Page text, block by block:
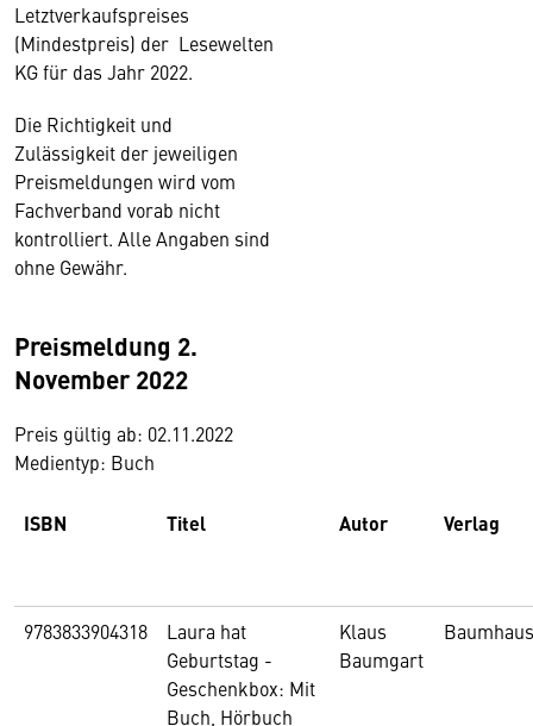
Letztverkaufspreises
(Mindestpreis) der Lesewelten
KG für das Jahr 2022.
Die Richtigkeit und
Zulässigkeit der jeweiligen
Preismeldungen wird vom
Fachverband vorab nicht
kontrolliert. Alle Angaben sind
ohne Gewähr.
Preismeldung 2.
November 2022
Preis gültig ab: 02.11.2022
Medientyp: Buch
ISBN Titel Autor Verlag
9783833904318
Laura hat
Geburtstag -
Geschenkbox: Mit
Buch, Hörbuch
Klaus
Baumgart
Baumhaus